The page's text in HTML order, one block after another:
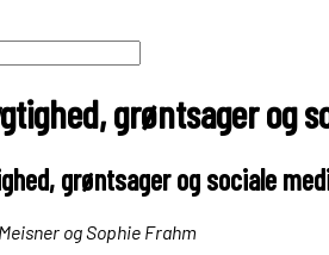
grøntsager og
grøntsager og sociale
og Sophie Frahm